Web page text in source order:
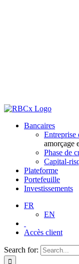
Bancaires
Entreprise
amorçage
Phase de
Capital-
Plateforme
Portefeuille
Investissements
FR
EN
Accès client
Search for: